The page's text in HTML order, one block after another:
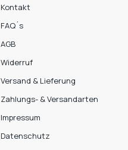
Kontakt
FAQ´s
AGB
Widerruf
Versand & Lieferung
Zahlungs- & Versandarten
Impressum
Datenschutz